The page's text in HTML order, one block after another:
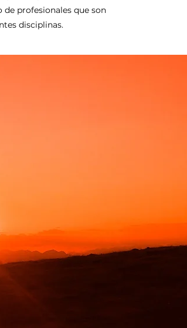
profesionales que son
disciplinas.